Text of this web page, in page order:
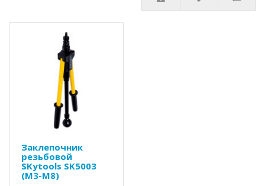
Заклепочник
резьбовой
SKytools SK5003
(M3-M8)